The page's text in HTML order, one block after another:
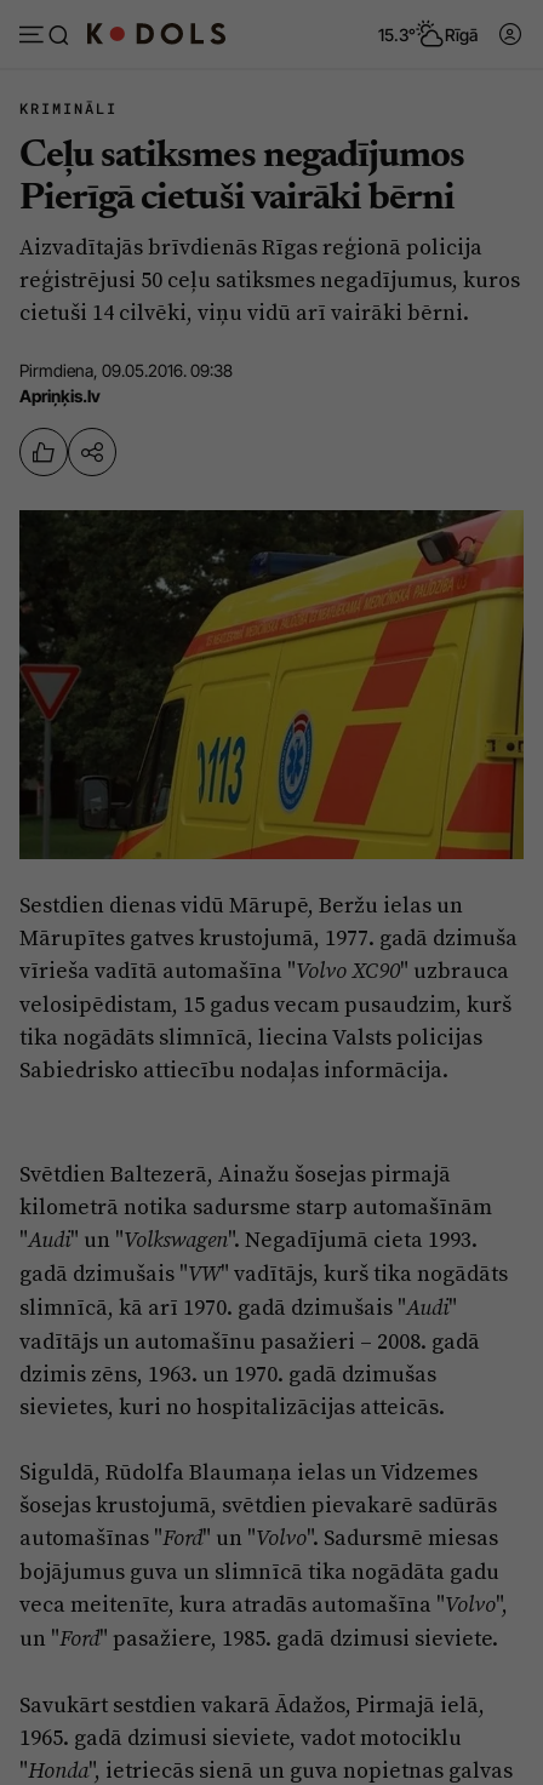
15.3° Rīgā
Abonēt Pieslēgties
Ziņas
Politika
Izglītība
Veselība
Ģimene
Drošība
Tēmas
Viedokļi
Pasākumi
Pierīga
Ādaži
Olaine
Ropaži
Salaspils
Saulkrasti
Sigulda
Projekti
Mediju atbalsta fonds
Zivju fonds
Zaļā nākotne
Iedvesmai nav vecuma
Vide
Kodols
Kontakti
Privātuma politika
Ētikas kodekss
Lietošanas noteikumi
Pārredzamības paziņojumi
KRIMINĀLI
Ceļu satiksmes negadījumos
Pierīgā cietuši vairāki bērni
Aizvadītajās brīvdienās Rīgas reģionā policija
reģistrējusi 50 ceļu satiksmes negadījumus, kuros
cietuši 14 cilvēki, viņu vidū arī vairāki bērni.
Pirmdiena, 09.05.2016. 09:38
Apriņķis.lv
Sestdien dienas vidū Mārupē, Beržu ielas un
Mārupītes gatves krustojumā, 1977. gadā dzimuša
vīrieša vadītā automašīna "Volvo XC90" uzbrauca
velosipēdistam, 15 gadus vecam pusaudzim, kurš
tika nogādāts slimnīcā, liecina Valsts policijas
Sabiedrisko attiecību nodaļas informācija.
Svētdien Baltezerā, Ainažu šosejas pirmajā
kilometrā notika sadursme starp automašīnām
"Audi" un "Volkswagen". Negadījumā cieta 1993.
gadā dzimušais "VW" vadītājs, kurš tika nogādāts
slimnīcā, kā arī 1970. gadā dzimušais "Audi"
vadītājs un automašīnu pasažieri – 2008. gadā
dzimis zēns, 1963. un 1970. gadā dzimušas
sievietes, kuri no hospitalizācijas atteicās.
Siguldā, Rūdolfa Blaumaņa ielas un Vidzemes
šosejas krustojumā, svētdien pievakarē sadūrās
automašīnas "Ford" un "Volvo". Sadursmē miesas
bojājumus guva un slimnīcā tika nogādāta gadu
veca meitenīte, kura atradās automašīna "Volvo",
un "Ford" pasažiere, 1985. gadā dzimusi sieviete.
Savukārt sestdien vakarā Ādažos, Pirmajā ielā,
1965. gadā dzimusi sieviete, vadot motociklu
"Honda", ietriecās sienā un guva nopietnas galvas